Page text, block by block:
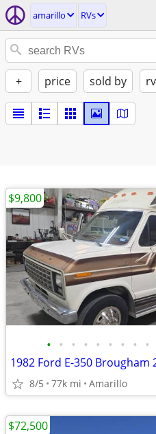
amarillo RVs
+ price sold by
• • • • • • • • •
1982 Ford E-350 Brougham
8/5 77k mi Amarillo
$9,800
$72,500